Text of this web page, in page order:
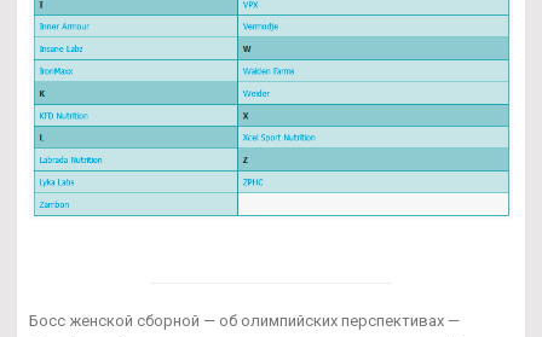
Босс женской сборной — об олимпийских перспективах —